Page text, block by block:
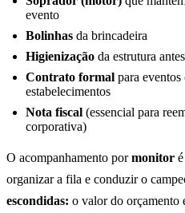
evento
Bolinhas da brincadeira
Higienização da estrutura
Contrato formal para
estabelecimentos
Nota fiscal (essencial para
corporativa)
O acompanhamento pormonitor
organizar a fila e conduzir o
escondidas: o valor do orçamento